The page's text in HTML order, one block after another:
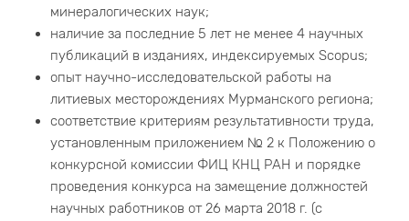
минералогических наук;
наличие за последние 5 лет не менее 4 научных
публикаций в изданиях, индексируемых Scopus;
опыт научно-исследовательской работы на
литиевых месторождениях Мурманского региона;
соответствие критериям результативности труда,
установленным приложением № 2 к Положению о
конкурсной комиссии ФИЦ КНЦ РАН и порядке
проведения конкурса на замещение должностей
научных работников от 26 марта 2018 г. (с